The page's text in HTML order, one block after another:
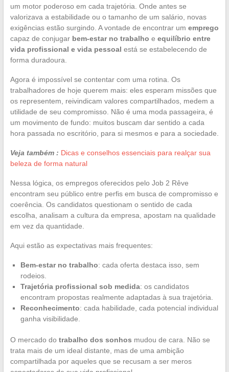
um motor poderoso em cada trajetória. Onde antes se
valorizava a estabilidade ou o tamanho de um salário, novas
exigências estão surgindo. A vontade de encontrar um emprego
capaz de conjugar bem-estar no trabalho e equilíbrio entre
vida profissional e vida pessoal está se estabelecendo de
forma duradoura.
Agora é impossível se contentar com uma rotina. Os
trabalhadores de hoje querem mais: eles esperam missões que
os representem, reivindicam valores compartilhados, medem a
utilidade de seu compromisso. Não é uma moda passageira, é
um movimento de fundo: muitos buscam dar sentido a cada
hora passada no escritório, para si mesmos e para a sociedade.
Veja também : Dicas e conselhos essenciais para realçar sua
beleza de forma natural
Nessa lógica, os empregos oferecidos pelo Job 2 Rêve
encontram seu público entre perfis em busca de compromisso e
coerência. Os candidatos questionam o sentido de cada
escolha, analisam a cultura da empresa, apostam na qualidade
em vez da quantidade.
Aqui estão as expectativas mais frequentes:
Bem-estar no trabalho: cada oferta destaca isso, sem
rodeios.
Trajetória profissional sob medida: os candidatos
encontram propostas realmente adaptadas à sua trajetória.
Reconhecimento: cada habilidade, cada potencial individual
ganha visibilidade.
O mercado do trabalho dos sonhos mudou de cara. Não se
trata mais de um ideal distante, mas de uma ambição
compartilhada por aqueles que se recusam a ser meros